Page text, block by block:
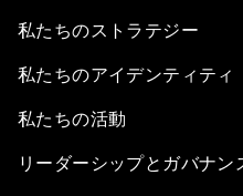
私たちのストラテジー
私たちのアイデンティティ
私たちの活動
リーダーシップとガバナン